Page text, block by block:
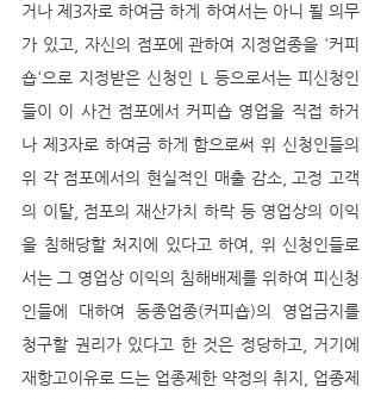
거나 제3자로 하여금 하게 하여서는 아니 될 의무
가 있고, 자신의 점포에 관하여 지정업종을 '커피
숍'으로 지정받은 신청인 L 등으로서는 피신청인
들이 이 사건 점포에서 커피숍 영업을 직접 하거
나 제3자로 하여금 하게 함으로써 위 신청인들의
위 각 점포에서의 현실적인 매출 감소, 고정 고객
의 이탈, 점포의 재산가치 하락 등 영업상의 이익
을 침해당할 처지에 있다고 하여, 위 신청인들로
서는 그 영업상 이익의 침해배제를 위하여 피신청
인들에 대하여 동종업종(커피숍)의 영업금지를
청구할 권리가 있다고 한 것은 정당하고, 거기에
재항고이유로 드는 업종제한 약정의 취지, 업종제